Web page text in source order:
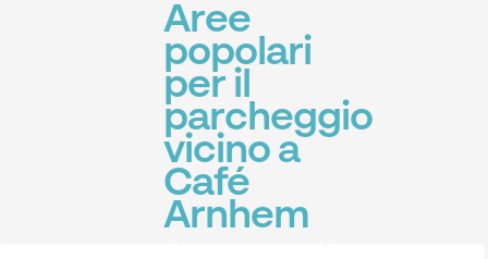
Aree
popolari
per il
parcheggio
vicino a
Café
Arnhem